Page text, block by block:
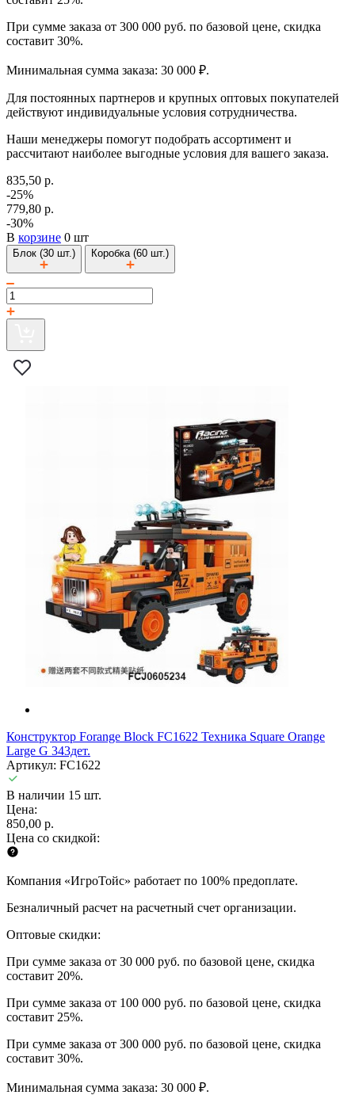
При сумме заказа от 300 000 руб. по базовой цене, скидка
составит 30%.
Минимальная сумма заказа: 30 000 ₽.
Для постоянных партнеров и крупных оптовых покупателей
действуют индивидуальные условия сотрудничества.
Наши менеджеры помогут подобрать ассортимент и
рассчитают наиболее выгодные условия для вашего заказа.
835,50 р.
-25%
779,80 р.
-30%
В корзине 0 шт
Блок (30 шт.) Коробка (60 шт.)
Конструктор Forange Block FC1622 Техника Square Orange
Large G 343дет.
Артикул: FC1622
В наличии 15 шт.
Цена:
850,00 р.
Цена со скидкой:
Компания «ИгроТойс» работает по 100% предоплате.
Безналичный расчет на расчетный счет организации.
Оптовые скидки:
При сумме заказа от 30 000 руб. по базовой цене, скидка
составит 20%.
При сумме заказа от 100 000 руб. по базовой цене, скидка
составит 25%.
При сумме заказа от 300 000 руб. по базовой цене, скидка
составит 30%.
Минимальная сумма заказа: 30 000 ₽.